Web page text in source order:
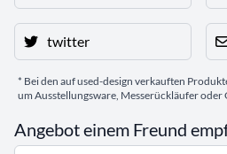
twitter
* Bei den auf used-design verkauften
um Ausstellungsware, Messerückläufer
Angebot einem Freund